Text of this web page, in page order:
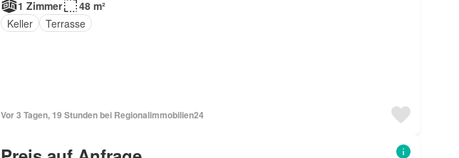
1 Zimmer
48 m²
Keller
Terrasse
Vor 3 Tagen, 19 Stunden bei Regionalimmobilien24